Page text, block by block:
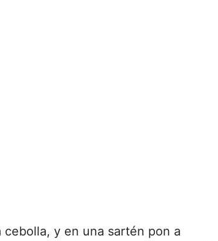
y en una sartén pon a